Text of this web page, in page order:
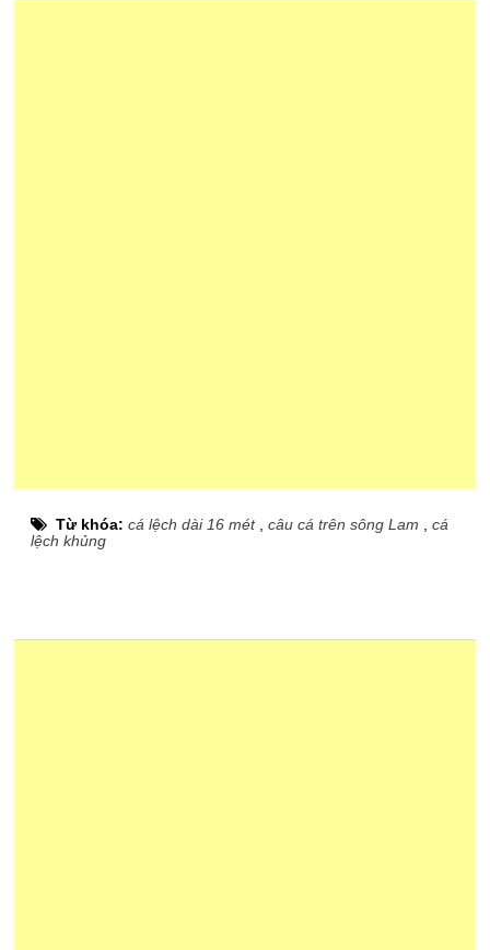
Từ khóa:cá lệch dài 16 mét,câu cá trên sông Lam ,cá
lệch khủng